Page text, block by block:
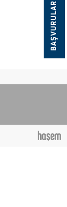
BAŞVURULAR